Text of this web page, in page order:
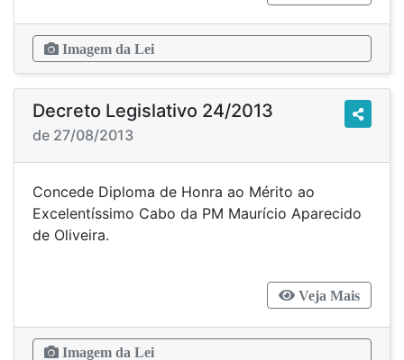
Imagem da Lei
Decreto Legislativo 24/2013
de 27/08/2013
Concede Diploma de Honra ao Mérito ao
Excelentíssimo Cabo da PM Maurício Aparecido
de Oliveira.
Veja Mais
Imagem da Lei